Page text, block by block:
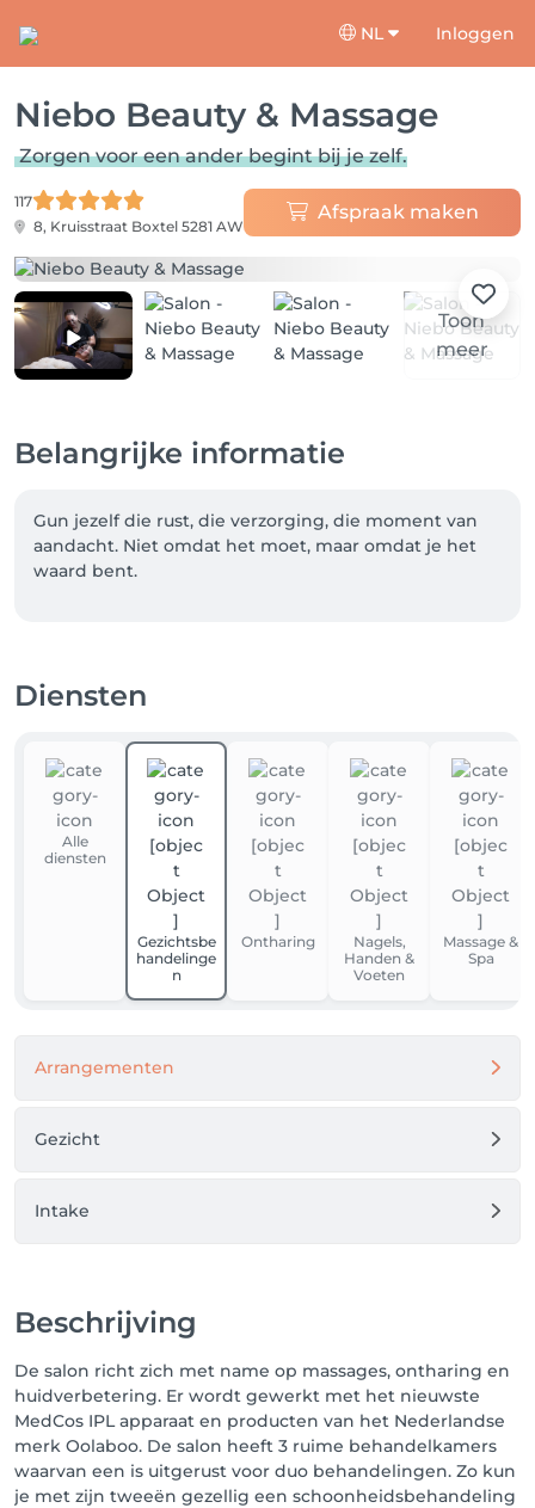
NL Inloggen
Niebo Beauty & Massage
Zorgen voor een ander begint bij je zelf.
117
8, Kruisstraat Boxtel 5281 AW
Afspraak maken
Toon
meer
Belangrijke informatie
Gun jezelf die rust, die verzorging, die moment van
aandacht. Niet omdat het moet, maar omdat je het
waard bent.
Diensten
Alle
diensten
Gezichtsbe
handelinge
n
Ontharing
Nagels,
Handen &
Voeten
Massage &
Spa
Arrangementen
Gezicht
Intake
Beschrijving
De salon richt zich met name op massages, ontharing en
huidverbetering. Er wordt gewerkt met het nieuwste
MedCos IPL apparaat en producten van het Nederlandse
merk Oolaboo. De salon heeft 3 ruime behandelkamers
waarvan een is uitgerust voor duo behandelingen. Zo kun
je met zijn tweeën gezellig een schoonheidsbehandeling